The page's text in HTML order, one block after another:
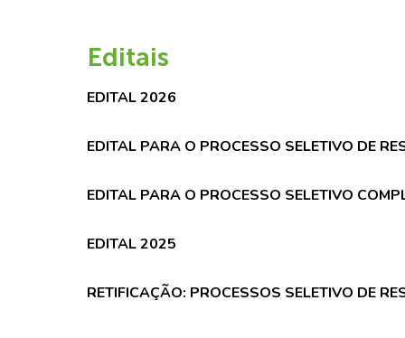
Editais
EDITAL 2026
EDITAL PARA O PROCESSO SELETIVO DE
EDITAL PARA O PROCESSO SELETIVO
EDITAL 2025
RETIFICAÇÃO: PROCESSOS SELETIVO DE